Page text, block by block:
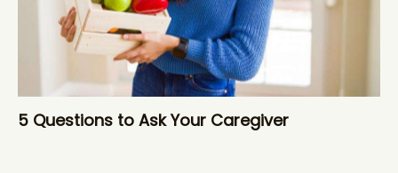
5 Questions to Ask Your Caregiver